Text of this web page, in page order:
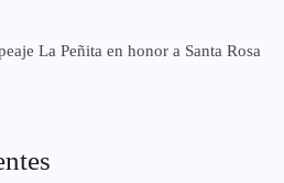
La Peñita en honor a Santa Rosa